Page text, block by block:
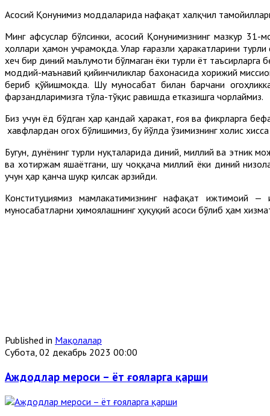
Асосий Қонунимиз моддаларида нафақат халқчил
Минг афсуслар бўлсинки, асосий Қонунимизнинг мазкур
ҳоллари ҳамон учрамоқда. Улар ғаразли ҳаракатларини
хеч бир диний маълумоти бўлмаган ёки турли ёт
моддий-маънавий қийинчиликлар бахонасида хорижий
бериб қўйишмоқда. Шу муносабат билан барчани
фарзандларимизга тўла-тўқис равишда етказишга чорлаймиз.
Биз учун ёд бўдган ҳар қандай ҳаракат, ғоя ва фикрларга
хавфлардан огох бўлишимиз, бу йўлда ўзимизнинг холис
Бугун, дунёнинг турли нуқталарида диний, миллий ва этник
ва хотиржам яшаётгани, шу чоққача миллий ёки диний
учун ҳар қанча шукр қилсак арзийди.
Конституциямиз мамлакатимизнинг нафақат ижтимоий —
муносабатларни ҳимоялашнинг ҳуқуқий асоси бўлиб ҳам
Published in Мақолалар
Субота, 02 декабрь 2023 00:00
Аждодлар мероси – ёт ғояларга қарши